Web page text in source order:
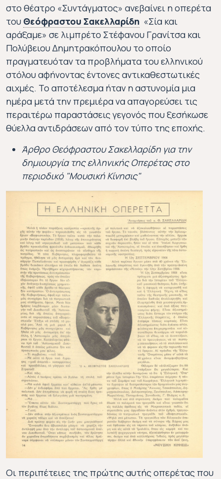
στο θέατρο «Συντάγματος» ανεβαίνει η οπερέτα
του Θεόφραστου Σακελλαρίδη «Σία και
αράξαμε» σε λιμπρέτο Στέφανου Γρανίτσα και
Πολύβειου Δημητρακόπουλου το οποίο
πραγματευόταν τα προβλήματα του ελληνικού
στόλου αφήνοντας έντονες αντικαθεστωτικές
αιχμές. Το αποτέλεσμα ήταν η αστυνομία μια
ημέρα μετά την πρεμιέρα να απαγορεύσει τις
περαιτέρω παραστάσεις γεγονός που ξεσήκωσε
θύελλα αντιδράσεων από τον τύπο της εποχής.
Άρθρο Θεόφραστου Σακελλαρίδη για την
δημιουργία της ελληνικής Οπερέτας στο
περιοδικό "Μουσική Κίνησις"
Οι περιπέτειες της πρώτης αυτής οπερέτας που
Θεόφραστος Σακελλαρίδης
1883-1950
Ο Θεόφραστος Σακελλαρίδης γεννήθηκε